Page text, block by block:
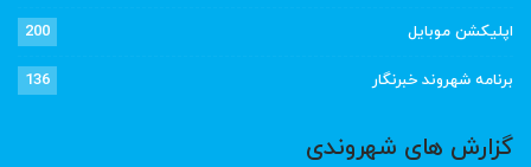
اپلیکشن موبایل 200
برنامه شهروند خبرنگار 136
گزارش های شهروندی